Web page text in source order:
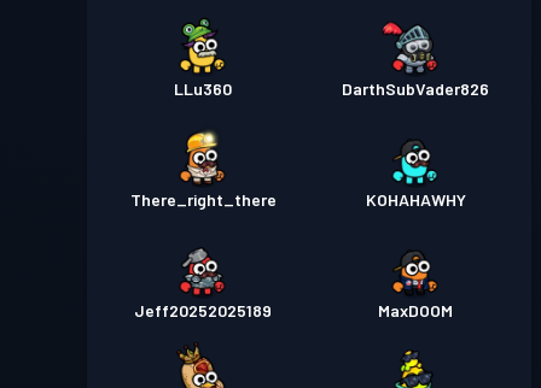
LLu360 DarthSubVader826
There_right_there KOHAHAWHY
Jeff20252025189 MaxDOOM